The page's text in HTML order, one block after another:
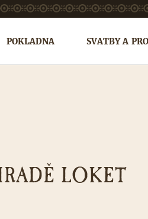
LOKET
POKLADNA SVATBY A